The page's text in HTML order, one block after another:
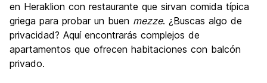
en Heraklion con restaurante que sirvan comida típica
griega para probar un buen mezze. ¿Buscas algo de
privacidad? Aquí encontrarás complejos de
apartamentos que ofrecen habitaciones con balcón
privado.